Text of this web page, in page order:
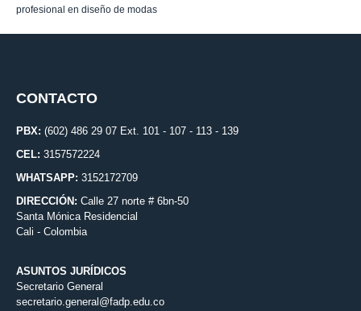
profesional en diseño de modas
CONTACTO
PBX: (602) 486 29 07 Ext. 101 - 107 - 113 - 139
CEL: 3157572224
WHATSAPP: 3152172709
DIRECCIÓN: Calle 27 norte # 6bn-50
Santa Mónica Residencial
Cali - Colombia
ASUNTOS JURÍDICOS
Secretario General
secretario.general@fadp.edu.co